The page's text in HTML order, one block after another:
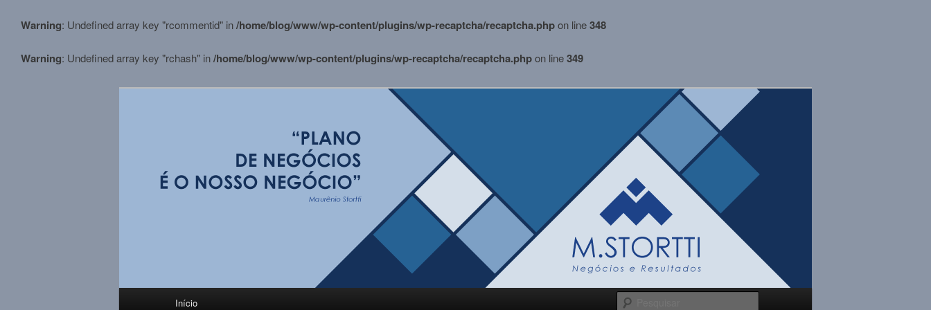
Warning: Undefined array key "rcommentid" in/home/blog/www/wp-content/plugins/wp-recaptcha/recaptcha.phpon line348
Warning: Undefined array key "rchash" in/home/blog/www/wp-content/plugins/wp-recaptcha/recaptcha.phpon line349
BLOG M.Stortti
Início